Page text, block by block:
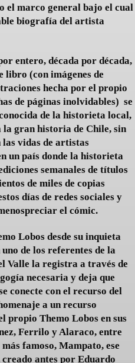
el marco general bajo el cual
biografía del artista
entero, década por década,
libro (con imágenes de
hecha por el propio
de páginas inolvidables) se
de la historieta local,
gran historia de Chile, sin
vidas de artistas
un país donde la historieta
semanales de títulos
de miles de copias
días de redes sociales y
el cómic.
Lobos desde su inquieta
de los referentes de la
Valle la registra a través de
necesaria y deja que
conecte con el recurso del
homenaje a un recurso
propio Themo Lobos en sus
Ferrilo y Alaraco, entre
famoso, Mampato, ese
antes por Eduardo